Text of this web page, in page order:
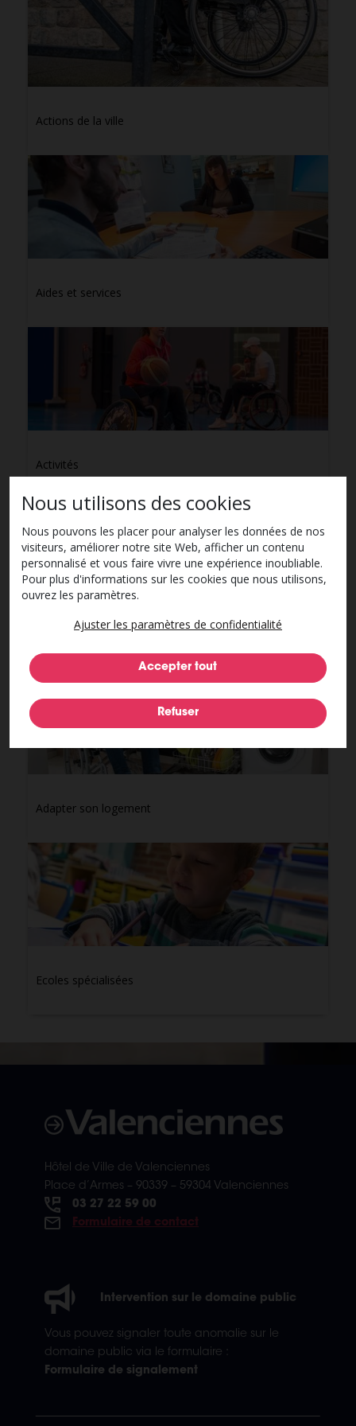
Actions de la ville
Aides et services
Activités
Se déplacer
Adapter son logement
Ecoles spécialisées
Hôtel de Ville de Valenciennes
Place d’Armes – 90339 – 59304 Valenciennes
03 27 22 59 00
Formulaire de contact
Intervention sur le domaine public
Vous pouvez signaler toute anomalie sur le
domaine public via le formulaire :
Formulaire de signalement
Nous utilisons des cookies
Nous pouvons les placer pour analyser les données de nos
visiteurs, améliorer notre site Web, afficher un contenu
personnalisé et vous faire vivre une expérience inoubliable.
Pour plus d'informations sur les cookies que nous utilisons,
ouvrez les paramètres.
Ajuster les paramètres de confidentialité